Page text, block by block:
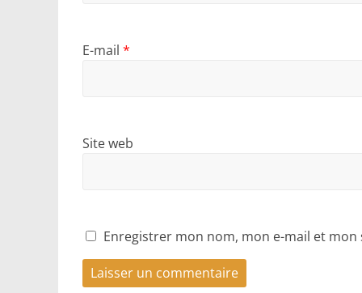
E-mail *
Site web
Enregistrer mon nom, mon e-mail et